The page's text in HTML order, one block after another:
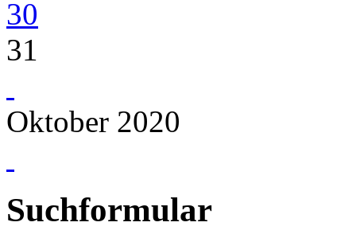
30
31
Oktober 2020
Suchformular